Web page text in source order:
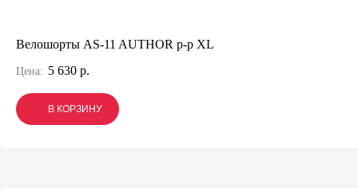
Велошорты AS-11 AUTHOR р-р XL
Цена: 5 630 р.
В КОРЗИНУ
В КОРЗИНУ
В КОРЗИНУ